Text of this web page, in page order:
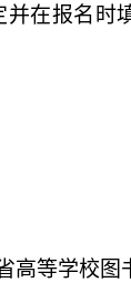
在报名时
高等学校图